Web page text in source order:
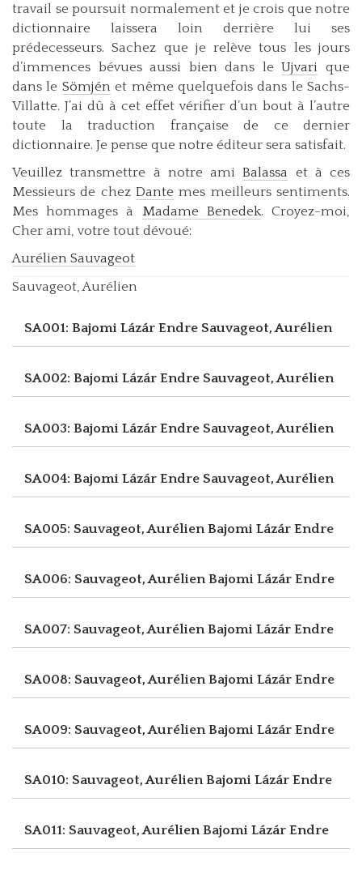
travail se poursuit normalement et je crois que notre
dictionnaire laissera loin derrière lui ses
prédecesseurs. Sachez que je relève tous les jours
d’immences bévues aussi bien dans leUjvari que
dans le Sömjén et même quelquefois dans le Sachs-
Villatte. J’ai dû à cet effet vérifier d’un bout à l’autre
toute la traduction française de ce dernier
dictionnaire. Je pense que notre éditeur sera satisfait.
Veuillez transmettre à notre amiBalassa et à ces
Messieurs de chez Dante mes meilleurs sentiments.
Mes hommages à Madame Benedek. Croyez-moi,
Cher ami, votre tout dévoué:
Aurélien Sauvageot
Sauvageot, Aurélien
SA001: Bajomi Lázár Endre Sauvageot, Aurélien
SA002: Bajomi Lázár Endre Sauvageot, Aurélien
SA003: Bajomi Lázár Endre Sauvageot, Aurélien
SA004: Bajomi Lázár Endre Sauvageot, Aurélien
SA005: Sauvageot, AurélienBajomi Lázár Endre
SA006: Sauvageot, AurélienBajomi Lázár Endre
SA007: Sauvageot, AurélienBajomi Lázár Endre
SA008: Sauvageot, AurélienBajomi Lázár Endre
SA009: Sauvageot, AurélienBajomi Lázár Endre
SA010: Sauvageot, AurélienBajomi Lázár Endre
SA011: Sauvageot, AurélienBajomi Lázár Endre